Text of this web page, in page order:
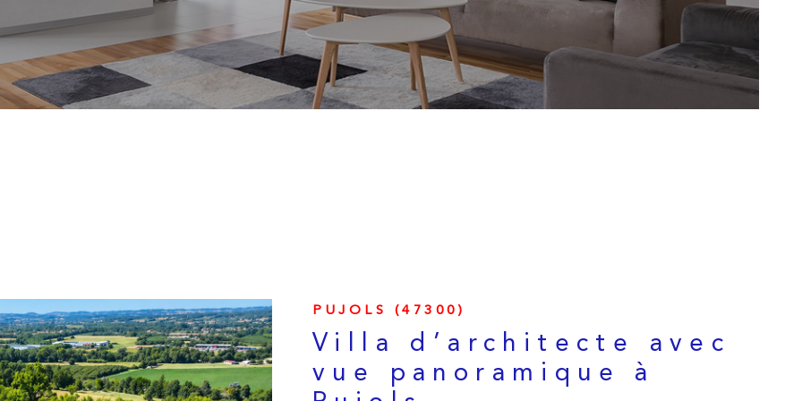
ESTIMATION
ALERTE E-
PUJOLS (47300)
Villa d’architecte avec
vue panoramique à